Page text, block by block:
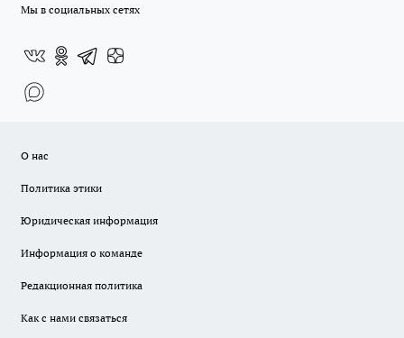
Мы в социальных сетях
О нас
Политика этики
Юридическая информация
Информация о команде
Редакционная политика
Как с нами связаться